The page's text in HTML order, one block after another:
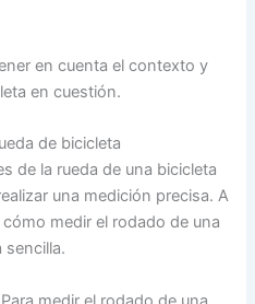
en cuenta el contexto y
en cuestión.
de bicicleta
de la rueda de una bicicleta
una medición precisa. A
medir el rodado de una
sencilla.